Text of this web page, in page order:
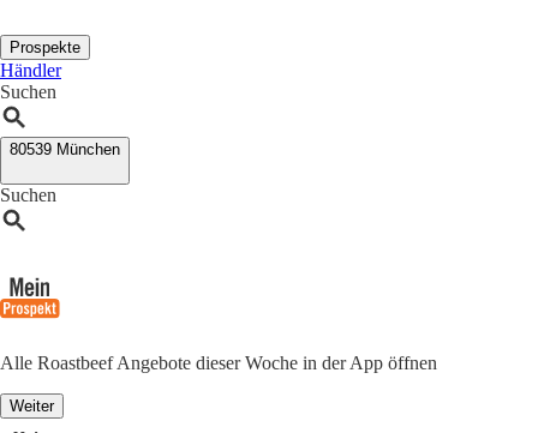
Prospekte
Händler
Suchen
80539 München
Suchen
Alle Roastbeef Angebote dieser Woche in der App öffnen
Weiter